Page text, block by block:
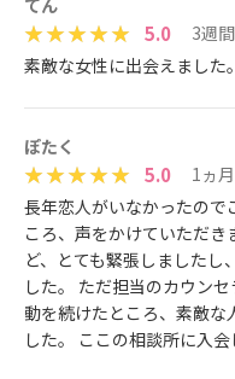
てん
5.0
3週
素敵な女性に出会えました
ぽたく
5.0
1ヵ
長年恋人がいなかったので
ころ、声をかけていただ
ど、とても緊張しました
した。 ただ担当のカウン
動を続けたところ、素敵な
した。 ここの相談所に入